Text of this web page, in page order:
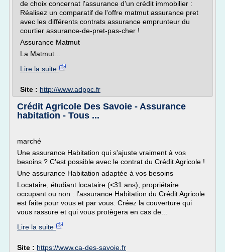
de choix concernat l'assurance d'un crédit immobilier :
Réalisez un comparatif de l'offre matmut assurance pret
avec les différents contrats assurance emprunteur du
courtier assurance-de-pret-pas-cher !
Assurance Matmut
La Matmut...
Lire la suite
Site : http://www.adppc.fr
Crédit Agricole Des Savoie - Assurance
habitation - Tous ...
marché
Une assurance Habitation qui s'ajuste vraiment à vos
besoins ? C'est possible avec le contrat du Crédit Agricole !
Une assurance Habitation adaptée à vos besoins
Locataire, étudiant locataire (<31 ans), propriétaire
occupant ou non : l'assurance Habitation du Crédit Agricole
est faite pour vous et par vous. Créez la couverture qui
vous rassure et qui vous protègera en cas de...
Lire la suite
Site : https://www.ca-des-savoie.fr